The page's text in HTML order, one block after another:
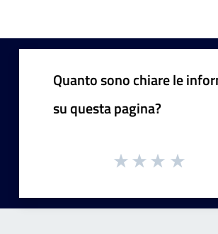
Quanto sono chiare le
su questa pagina?